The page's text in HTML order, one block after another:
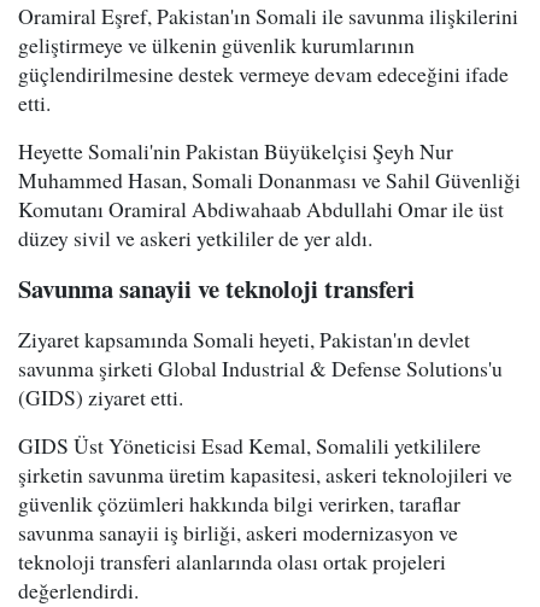
Oramiral Eşref, Pakistan'ın Somali ile savunma ilişkilerini
geliştirmeye ve ülkenin güvenlik kurumlarının
güçlendirilmesine destek vermeye devam edeceğini ifade
etti.
Heyette Somali'nin Pakistan Büyükelçisi Şeyh Nur
Muhammed Hasan, Somali Donanması ve Sahil Güvenliği
Komutanı Oramiral Abdiwahaab Abdullahi Omar ile üst
düzey sivil ve askeri yetkililer de yer aldı.
Savunma sanayii ve teknoloji transferi
Ziyaret kapsamında Somali heyeti, Pakistan'ın devlet
savunma şirketi Global Industrial & Defense Solutions'u
(GIDS) ziyaret etti.
GIDS Üst Yöneticisi Esad Kemal, Somalili yetkililere
şirketin savunma üretim kapasitesi, askeri teknolojileri ve
güvenlik çözümleri hakkında bilgi verirken, taraflar
savunma sanayii iş birliği, askeri modernizasyon ve
teknoloji transferi alanlarında olası ortak projeleri
değerlendirdi.